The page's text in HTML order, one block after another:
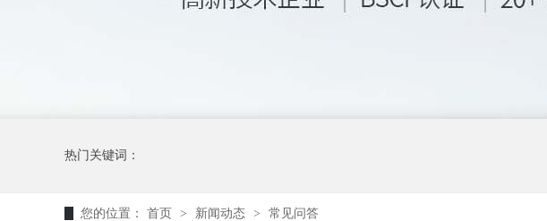
热门关键词：
您的位置： 首页 > 新闻动态 > 常见问答